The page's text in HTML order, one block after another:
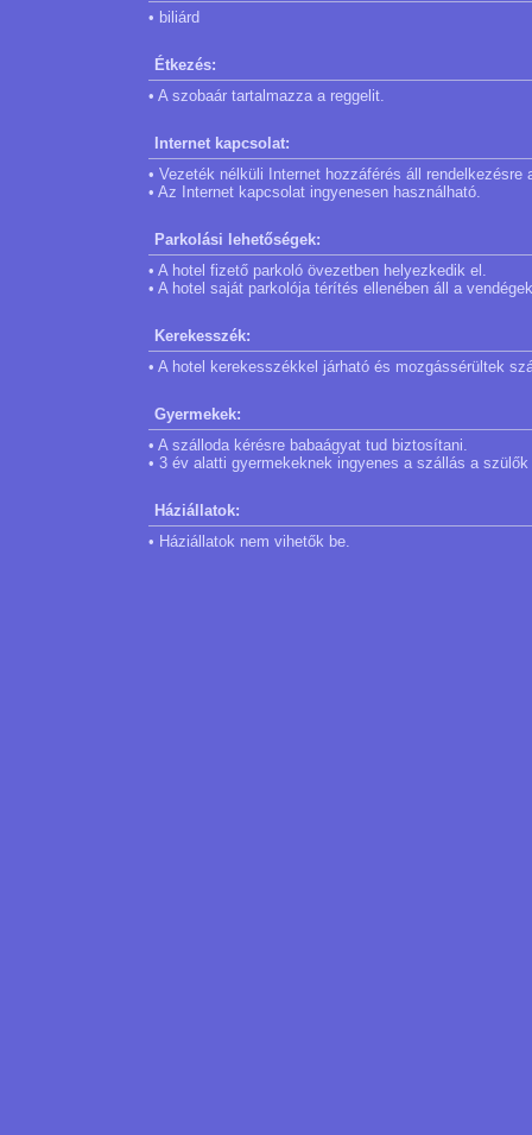
• biliárd
Étkezés:
• A szobaár tartalmazza a reggelit.
Internet kapcsolat:
• Vezeték nélküli Internet hozzáférés áll rendelkezésre
• Az Internet kapcsolat ingyenesen használható.
Parkolási lehetőségek:
• A hotel fizető parkoló övezetben helyezkedik el.
• A hotel saját parkolója térítés ellenében áll a
Kerekesszék:
• A hotel kerekesszékkel járható és mozgássérültek
Gyermekek:
• A szálloda kérésre babaágyat tud biztosítani.
• 3 év alatti gyermekeknek ingyenes a szállás a
Háziállatok:
• Háziállatok nem vihetők be.